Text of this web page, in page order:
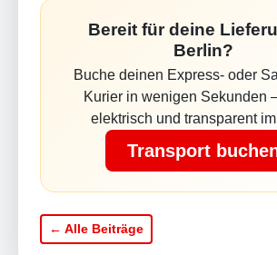
Bereit für deine
Berlin?
Buche deinen Express- oder
Kurier in wenigen Sekunden
elektrisch und transparent
Transport
← Alle Beiträge